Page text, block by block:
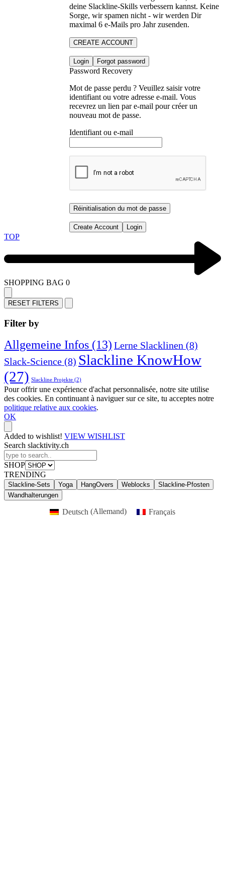
deine Slackline-Skills verbessern kannst. Keine
Sorge, wir spamen nicht - wir werden Dir
maximal 6 e-Mails pro Jahr zusenden.
CREATE ACCOUNT
Login Forgot password
Password Recovery
Mot de passe perdu ? Veuillez saisir votre
identifiant ou votre adresse e-mail. Vous
recevrez un lien par e-mail pour créer un
nouveau mot de passe.
Identifiant ou e-mail
Réinitialisation du mot de passe
Create Account Login
TOP
SHOPPING BAG 0
RESET FILTERS
Filter by
Allgemeine Infos (13) Lerne Slacklinen (8)
Slack-Science (8) Slackline KnowHow
(27) Slackline Projekte (2)
Pour offrir une expérience d'achat personnalisée, notre site utilise
des cookies. En continuant à naviguer sur ce site, tu acceptes notre
politique relative aux cookies.
OK
Added to wishlist! VIEW WISHLIST
Search slacktivity.ch
SHOP
TRENDING
Slackline-Sets Yoga HangOvers Weblocks
Slackline-Pfosten
Wandhalterungen
Deutsch (Allemand) Français